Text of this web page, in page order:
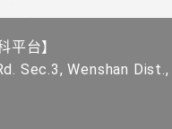
平台】
Sec.3, Wenshan